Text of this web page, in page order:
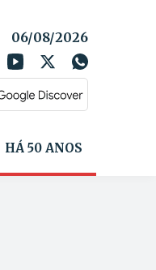
06/08/2026
HÁ 50 ANOS